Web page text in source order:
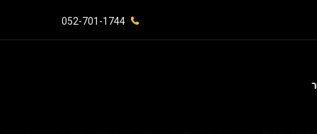
052-701-1744⁩